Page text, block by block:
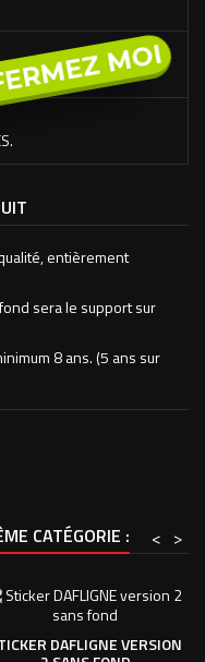
entièrement
sera le support sur
8 ans. (5 ans sur
CATÉGORIE : >
<
DAFLIGNE VERSION
MOI